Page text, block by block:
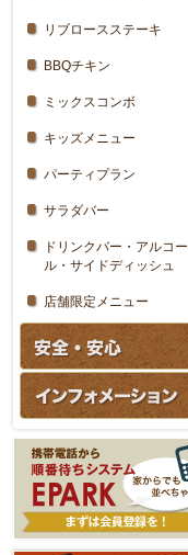
リブロースステーキ
BBQチキン
ミックスコンボ
キッズメニュー
パーティプラン
サラダバー
ドリンクバー・アルコー
ル・サイドディッシュ
店舗限定メニュー